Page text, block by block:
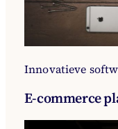
Innovatieve
E-commerce